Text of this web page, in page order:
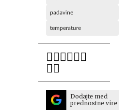
padavine
temperature
Dodajte med
prednostne vire